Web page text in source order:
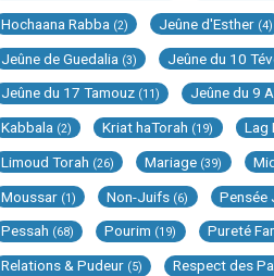
Hochaana Rabba (2) Jeûne d'Esther (4)
Jeûne de Guedalia (3) Jeûne du 10
Jeûne du 17 Tamouz (11) Jeûne du 9
Kabbala (2) Kriat haTorah (19) Lag
Limoud Torah (26) Mariage (39)
Moussar (1) Non-Juifs (6) Pensée
Pessah (68) Pourim (19) Pureté
Relations & Pudeur (5) Respect des